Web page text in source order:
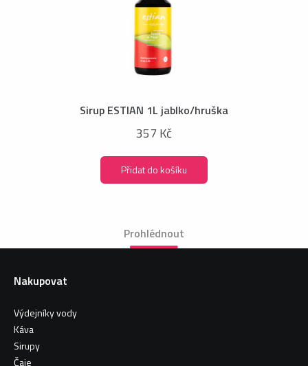
Sirup ESTIAN 1L jablko/hruška
357 Kč
Přidat do košíku
Prohlédnout
Nakupovat
Výdejníky vody
Káva
Sirupy
Čaje